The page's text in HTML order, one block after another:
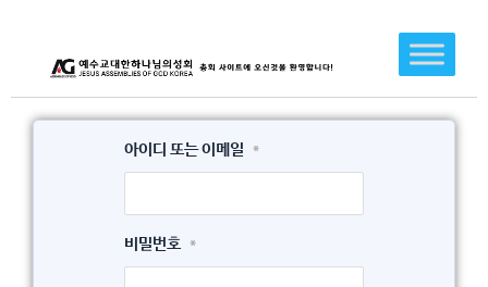
로
아이디 또는 이메일 *
비밀번호 *